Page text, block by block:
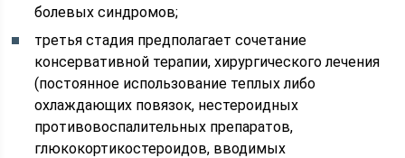
болевых синдромов;
третья стадия предполагает сочетание
консервативной терапии, хирургического лечения
(постоянное использование теплых либо
охлаждающих повязок, нестероидных
противовоспалительных препаратов,
глюкокортикостероидов, вводимых